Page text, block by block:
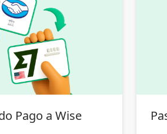
Pago a Wise